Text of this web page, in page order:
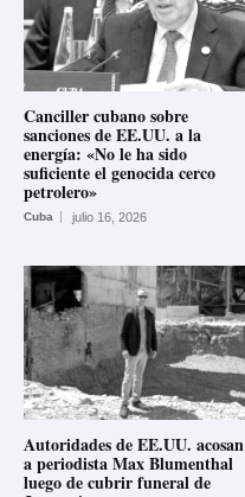
Canciller cubano sobre
sanciones de EE.UU. a la
energía: «No le ha sido
suficiente el genocida cerco
petrolero»
Cuba julio 16, 2026
Autoridades de EE.UU. acosan
a periodista Max Blumenthal
luego de cubrir funeral de